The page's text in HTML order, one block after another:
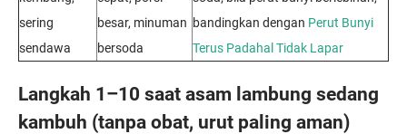
sering
sendawa
besar, minuman
bersoda
bandingkan dengan Perut Bunyi
Terus Padahal Tidak Lapar
Langkah 1–10 saat asam lambung sedang
kambuh (tanpa obat, urut paling aman)